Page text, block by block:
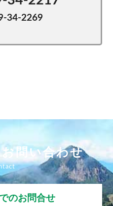
34-2269
問い合わせ
のお問合せ